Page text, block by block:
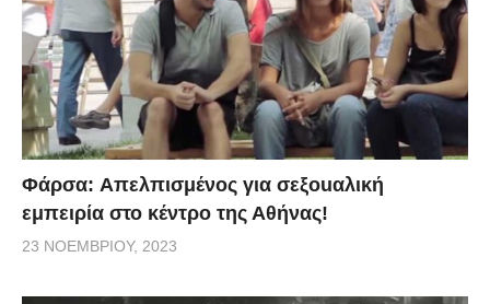
Φάρσα: Aπελπισμένος για σεξοuαλική
εμπειρία στο κέντρο της Αθήνας!
23 ΝΟΕΜΒΡΊΟΥ, 2023